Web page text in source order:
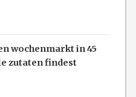
wochenmarkt in 45
zutaten findest